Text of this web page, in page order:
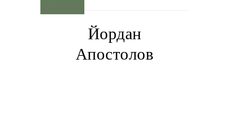
Йордан
Апостолов